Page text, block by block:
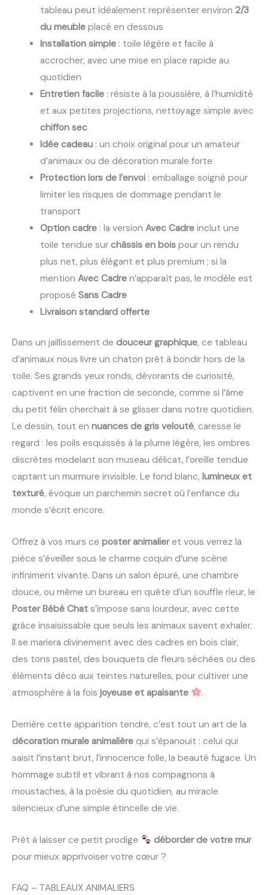
tableau peut idéalement représenter environ 2/3
du meubleplacé en dessous
Installation simple: toile légère et facile à
accrocher, avec une mise en place rapide au
quotidien
Entretien facile: résiste à la poussière, à l’humidité
et aux petites projections, nettoyage simple avec
chiffon sec
Idée cadeau: un choix original pour un amateur
d’animaux ou de décoration murale forte
Protection lors de l’envoi: emballage soigné pour
limiter les risques de dommage pendant le
transport
Option cadre: la version Avec Cadreinclut une
toile tendue sur châssis en boispour un rendu
plus net, plus élégant et plus premium ; si la
mention Avec Cadren’apparaît pas, le modèle est
proposé Sans Cadre
Livraison standard offerte
Dans un jaillissement de douceur graphique, ce tableau
d’animaux nous livre un chaton prêt à bondir hors de la
toile. Ses grands yeux ronds, dévorants de curiosité,
captivent en une fraction de seconde, comme si l’âme
du petit félin cherchait à se glisser dans notre quotidien.
Le dessin, tout en nuances de gris velouté, caresse le
regard : les poils esquissés à la plume légère, les ombres
discrètes modelant son museau délicat, l’oreille tendue
captant un murmure invisible. Le fond blanc, lumineux et
texturé, évoque un parchemin secret où l’enfance du
monde s’écrit encore.
Offrez à vos murs ce poster animalieret vous verrez la
pièce s’éveiller sous le charme coquin d’une scène
infiniment vivante. Dans un salon épuré, une chambre
douce, ou même un bureau en quête d’un souffle rieur, le
Poster Bébé Chat s’impose sans lourdeur, avec cette
grâce insaisissable que seuls les animaux savent exhaler.
Il se mariera divinement avec des cadres en bois clair,
des tons pastel, des bouquets de fleurs séchées ou des
éléments déco aux teintes naturelles, pour cultiver une
atmosphère à la fois joyeuse et apaisante .
Derrière cette apparition tendre, c’est tout un art de la
décoration murale animalière qui s’épanouit : celui qui
saisit l’instant brut, l’innocence folle, la beauté fugace. Un
hommage subtil et vibrant à nos compagnons à
moustaches, à la poésie du quotidien, au miracle
silencieux d’une simple étincelle de vie.
Prêt à laisser ce petit prodige
déborder de votre mur
pour mieux apprivoiser votre cœur ?
FAQ – TABLEAUX ANIMALIERS